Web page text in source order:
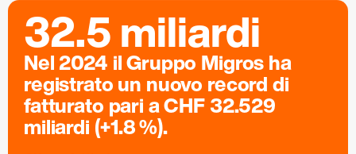
32.5 miliardi
Nel 2024 il Gruppo Migros ha
registrato un nuovo record di
fatturato pari a CHF 32.529
miliardi (+1.8 %).